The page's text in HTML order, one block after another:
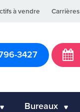
à vendre Carrières
3427
Bureaux